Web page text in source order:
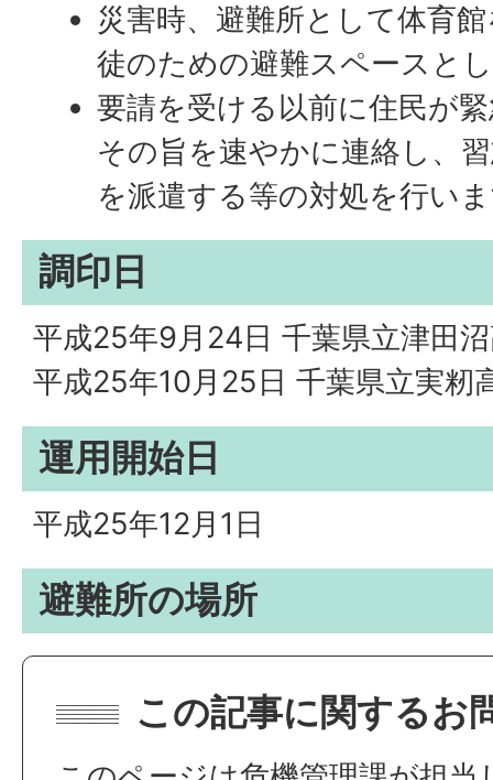
災害時、避難所として体育
徒のための避難スペースと
要請を受ける以前に住民が
その旨を速やかに連絡し、
を派遣する等の対処を行い
調印日
平成25年9月24日 千葉県立津田
平成25年10月25日 千葉県立実籾
運用開始日
平成25年12月1日
避難所の場所
この記事に関するお